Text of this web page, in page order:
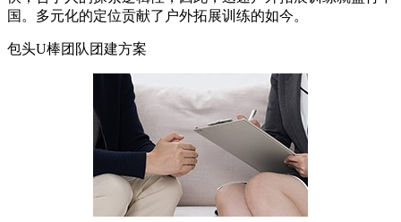
国。多元化的定位贡献了户外拓展训练的如今。
包头U棒团队团建方案